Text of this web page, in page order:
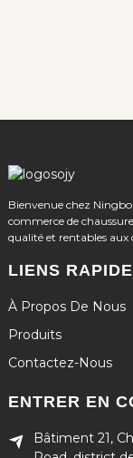
Bienvenue chez Ningbo
commerce de
qualité et rentables aux
LIENS
À Propos De Nous
Produits
Contactez-Nous
ENTRER EN
Bâtiment 21,